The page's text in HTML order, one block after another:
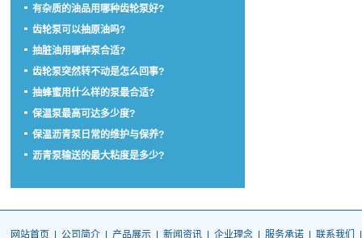
有杂质的油品用哪种齿轮泵好?
齿轮泵可以抽原油吗?
抽脏油用哪种泵合适?
齿轮泵突然转不动是怎么回事?
抽蜂蜜用什么样的泵最合适?
保温泵最高可达多少度?
保温沥青泵日常的维护与保养?
沥青泵输送的最大粘度是多少?
网站首页 公司简介 产品展示 新闻资讯 企业理念 服务承诺 联系我们